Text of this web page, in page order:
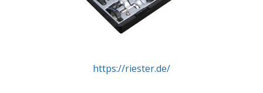
https://riester.de/